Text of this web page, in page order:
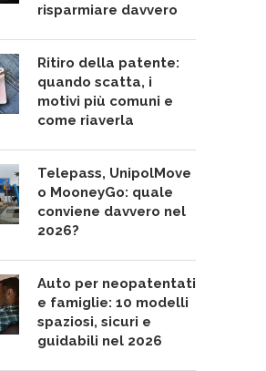
risparmiare davvero
Ritiro della patente:
quando scatta, i
motivi più comuni e
come riaverla
Telepass, UnipolMove
o MooneyGo: quale
conviene davvero nel
2026?
Auto per neopatentati
e famiglie: 10 modelli
spaziosi, sicuri e
guidabili nel 2026